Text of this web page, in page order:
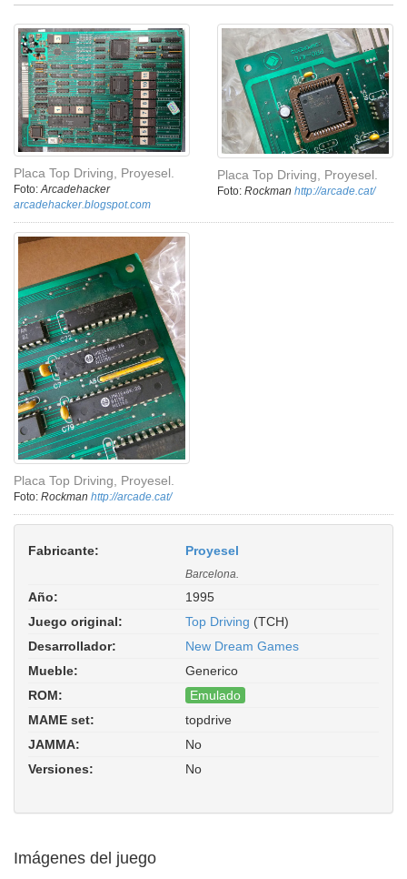
Placa Top Driving, Proyesel.
Foto:Arcadehacker
arcadehacker.blogspot.com
Placa Top Driving, Proyesel.
Foto: Rockman http://arcade.cat/
Placa Top Driving, Proyesel.
Foto: Rockman http://arcade.cat/
Fabricante: Proyesel
Barcelona.
Año:
1995
Juego original:
Top Driving (TCH)
Desarrollador:
New Dream Games
Mueble:
Generico
ROM:
Emulado
MAME set:
topdrive
tch/topdrive.cpp
JAMMA:
No
Versiones:
No
Imágenes del juego